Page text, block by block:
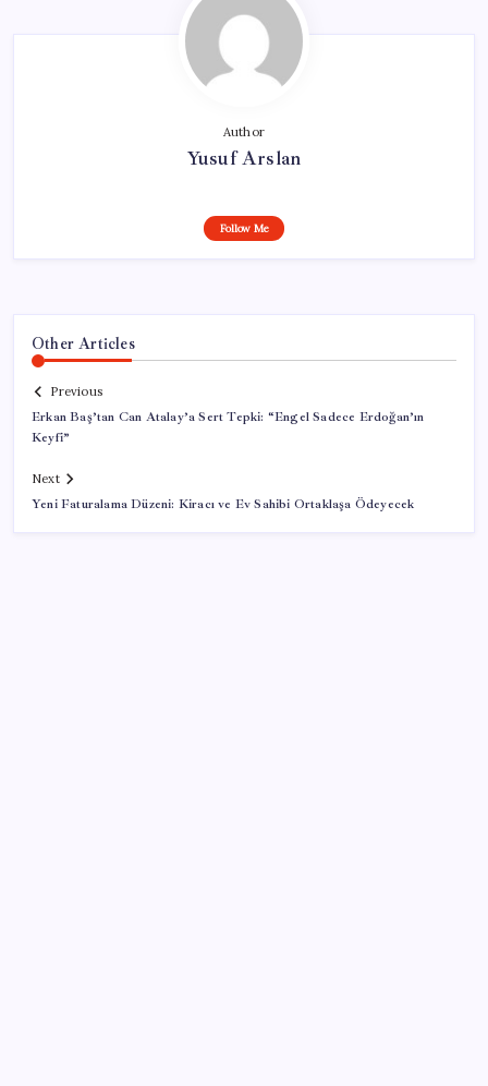
Author
Yusuf Arslan
Follow Me
Other Articles
Previous
Erkan Baş’tan Can Atalay’a Sert Tepki: “Engel Sadece Erdoğan’ın
Keyfi”
Next
Yeni Faturalama Düzeni: Kiracı ve Ev Sahibi Ortaklaşa Ödeyecek